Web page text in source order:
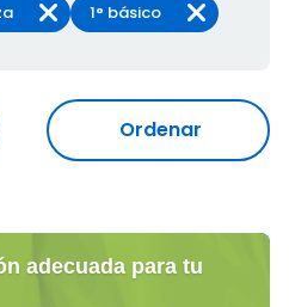
1° básico
Ordenar
adecuada para tu